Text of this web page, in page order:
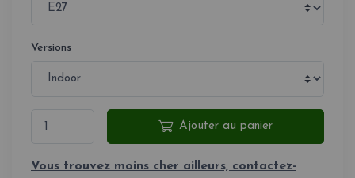
Versions
Ajouter au panier
Vous trouvez moins cher ailleurs, contactez-